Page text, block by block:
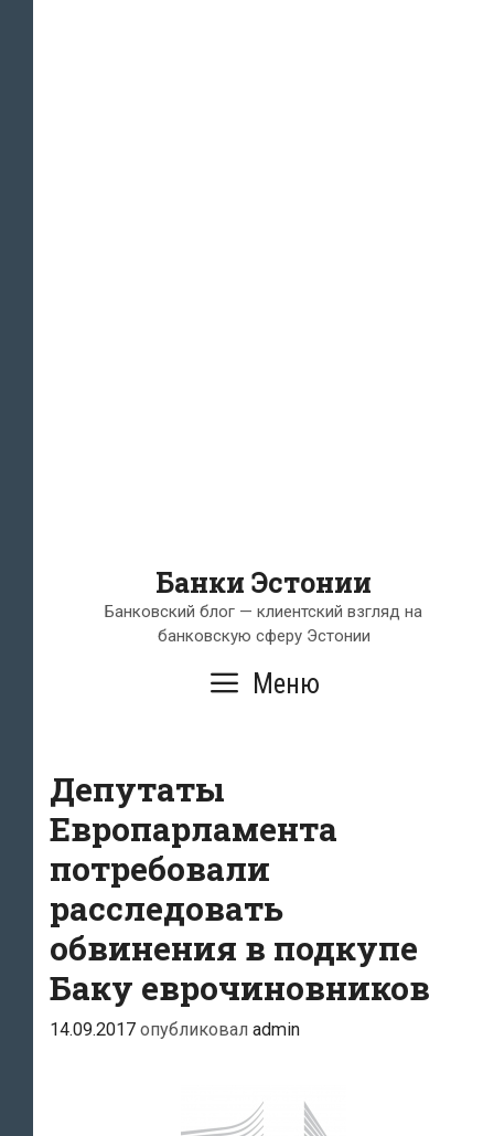
Банки Эстонии
Банковский блог — клиентский взгляд на
банковскую сферу Эстонии
Меню
Депутаты
Европарламента
потребовали
расследовать
обвинения в подкупе
Баку еврочиновников
14.09.2017 опубликовал admin